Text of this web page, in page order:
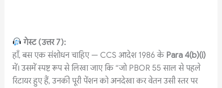
गेस्ट(उत्तर7):
हाँ, बस एक संशोधन चाहिए — CCS आदेश 1986 के Para 4(b)(i)
में। उसमें स्पष्ट रूप से लिखा जाए कि “जो PBOR 55 साल से पहले
रिटायर हुए हैं, उनकी पूरी पेंशन को अनदेखा कर वेतन उसी स्तर पर